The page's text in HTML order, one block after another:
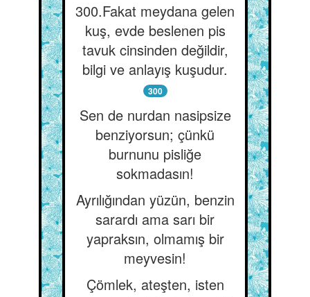
300.Fakat meydana gelen
kuş, evde beslenen pis
tavuk cinsinden değildir,
bilgi ve anlayış kuşudur.
300
Sen de nurdan nasipsize
benziyorsun; çünkü
burnunu pisliğe
sokmadasın!
Ayrılığından yüzün, benzin
sarardı ama sarı bir
yapraksın, olmamış bir
meyvesin!
Çömlek, ateşten, isten